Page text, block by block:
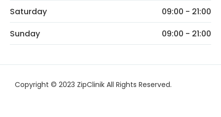
Saturday
09:00 - 21:00
Sunday
09:00 - 21:00
Copyright © 2023 ZipClinik All Rights Reserved.